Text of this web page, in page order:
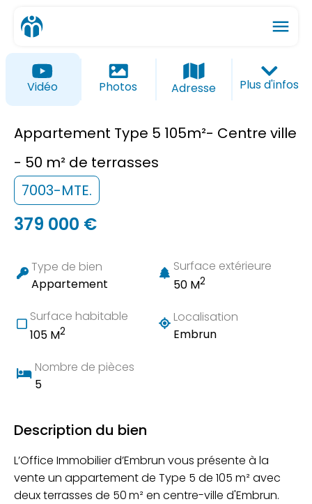
menu
ios_share
Vidéo Photos Adresse Plus d'infos
Appartement Type 5 105m²- Centre ville
- 50 m² de terrasses
7003-MTE.
379 000 €
Type de bien
Appartement
Surface extérieure
50 M2
Surface habitable
105 M2
Localisation
Embrun
Nombre de pièces
5
Description du bien
L’Office Immobilier d’Embrun vous présente à la
vente un appartement de Type 5 de 105 m² avec
deux terrasses de 50m² en centre-ville d'Embrun.